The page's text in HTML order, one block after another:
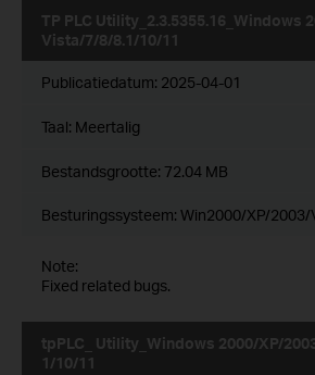
TP PLC Utility_2.3.5355.16_Windows
Vista/7/8/8.1/10/11
Publicatiedatum: 2025-04-01
Taal: Meertalig
Bestandsgrootte: 72.04 MB
Besturingssysteem: Win2000/XP/
Note:
Fixed related bugs.
tpPLC_ Utility_Windows 2000/XP/
1/10/11